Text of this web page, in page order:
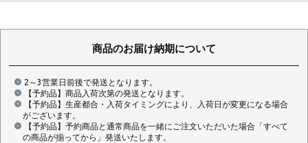
商品のお届け納期について
2～3営業日前後で発送となります。
【予約品】商品入荷次第の発送となります。
【予約品】生産都合・入荷タイミングにより、入荷日が変更になる場合
がございます。
【予約品】予約商品と通常商品を一緒にご注文いただいた場合「すべて
の商品が揃ってから」発送いたします。